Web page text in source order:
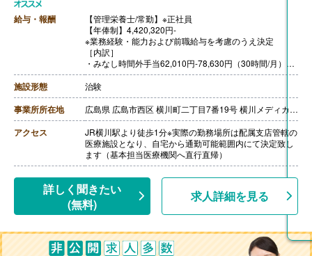
給与・報酬
【管理栄養士/常勤】※正社員
【年俸制】4,420,320円-
※業務経験・能力および前職給与を考慮のうえ決定
［内訳］
・みなし時間外手当62,010円-78,630円（30時間/月）※
超過した場合は別途時間外手当を支給
【賞与】年2回（計4.00ヶ月分）
12月（上期評価）、6月（下期評価）
※賞与月数4.0ヶ月は全社平均値となります。
ご入社初年度に関しましては、ご入社後に導入研修期間
等もあり、業績評価が評価基準まで達しない場合があ
り、賞与月数が全社平均値を下回ります
【通勤手当】あり（公共の交通機関の実費もしくは1ヶ
月分の定期代を支給）
【退職金】あり※勤続3年以上
施設形態 治験
事業所所在地 広島県 広島市西区 横川町二丁目7番19号 横川メディカルプラザ5階
アクセス
JR横川駅より徒歩1分※実際の勤務場所は配属支店管轄の
医療施設となり、自宅から通勤可能範囲内にて決定致し
ます（基本担当医療機関へ直行直帰）
詳しく聞きたい
(無料)
求人詳細を見る